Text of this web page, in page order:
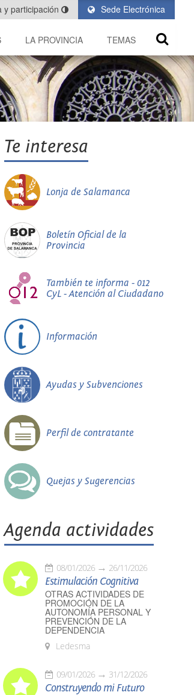
Sede Electrónica
y participación
LA PROVINCIA TEMAS
Te interesa
Lonja de Salamanca
Boletín Oficial de la
Provincia
También te informa - 012
CyL - Atención al Ciudadano
Información
Ayudas y Subvenciones
Perfil de contratante
Quejas y Sugerencias
Agenda actividades
08/01/2026 26/11/2026
Estimulación Cognitiva
OTRAS ACTIVIDADES DE
PROMOCIÓN DE LA
AUTONOMÍA PERSONAL Y
PREVENCIÓN DE LA
DEPENDENCIA
Ledesma
09/01/2026 31/12/2026
Construyendo mi Futuro